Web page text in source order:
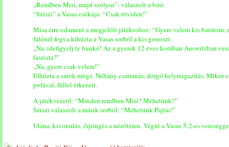
„Rendben Misi, majd szóljon”- válaszolt a bíró.
“Sziszi” a Vasas csékája: “Csak röviden!”
Misa erre odament a megjelölt játékoshoz: “Gyere velem kis barátom,
fülénél fogva kihúzta a Vasas sorból a kis gonoszt.
„Na, idefigyelj te bunkó! Az a gyerek 12 éves korában Auswitzban
faszista?”
„Na, gyere csak velem!”
Elhúzta a sarok mögé. Néhány csattanás, dörgő helyreigazítás. Mikor
pofával, füllel érkezett.
A játékvezető: “Minden rendben Misi? Mehetünk?”
Sziszi válaszolt a másik sorból: “Mehetünk Pajtás!”
Utána, kivonulás, őrjöngés a nézőtéren. Végül a Vasas 5:2-es